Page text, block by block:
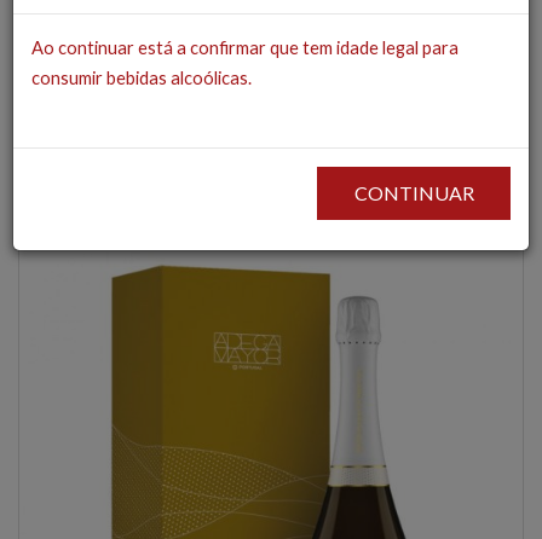
Adega Mayor Vinho
Espumante Grande
Ao continuar está a confirmar que tem idade legal para
consumir bebidas alcoólicas.
CONTINUAR